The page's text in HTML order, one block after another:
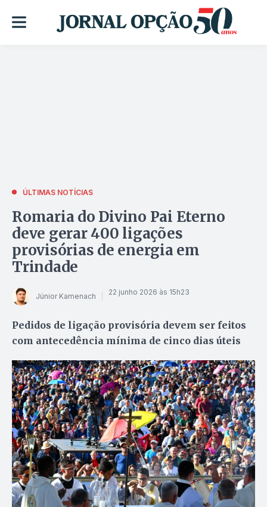
ÚLTIMAS NOTÍCIAS
Romaria do Divino Pai Eterno
deve gerar 400 ligações
provisórias de energia em
Trindade
Júnior Kamenach 22 junho 2026 às 15h23
Pedidos de ligação provisória devem ser feitos
com antecedência mínima de cinco dias úteis